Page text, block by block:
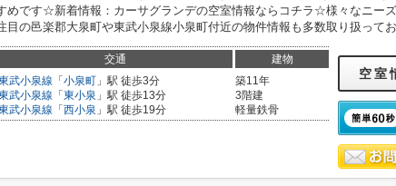
めです☆新着情報：カーサグランデの空室情報ならコチラ☆様々なニー
目の邑楽郡大泉町や東武小泉線小泉町付近の物件情報も多数取り扱って
交通 建物
武小泉線 「 小泉町 」駅 徒歩3分
武小泉線 「 東小泉 」駅 徒歩13分
武小泉線 「 西小泉 」駅 徒歩19分
築11年
3階建
軽量鉄骨
空室